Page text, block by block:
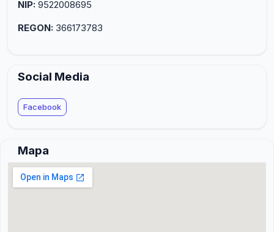
NIP: 9522008695
REGON: 366173783
Social Media
Facebook
Mapa